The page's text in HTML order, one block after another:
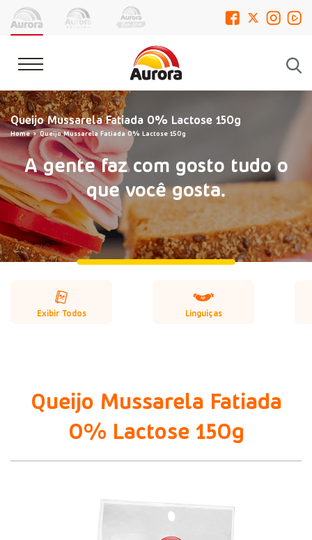
Queijo Mussarela Fatiada 0% Lactose 150g
Home Queijo Mussarela Fatiada 0% Lactose 150g
A gente faz com gosto tudo o
que você gosta.
Exibir Todos Linguiças
Queijo Mussarela Fatiada
0% Lactose 150g